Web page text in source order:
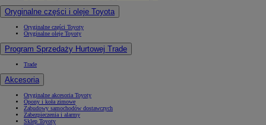
Oryginalne części i oleje Toyota
Oryginalne części Toyoty
Oryginalne oleje Toyoty
Program Sprzedaży Hurtowej Trade
Trade
Akcesoria
Oryginalne akcesoria Toyoty
Opony i koła zimowe
Zabudowy samochodów dostawczych
Zabezpieczenia i alarmy
Sklep Toyoty